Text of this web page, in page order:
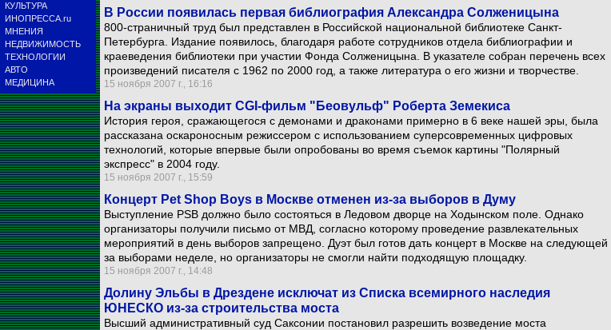
КУЛЬТУРА
ИНОПРЕССА.ru
МНЕНИЯ
НЕДВИЖИМОСТЬ
ТЕХНОЛОГИИ
АВТО
МЕДИЦИНА
В России появилась первая библиография Александра Солженицына
800-страничный труд был представлен в Российской национальной библиотеке Санкт-
Петербурга. Издание появилось, благодаря работе сотрудников отдела библиографии и
краеведения библиотеки при участии Фонда Солженицына. В указателе собран перечень всех
произведений писателя с 1962 по 2000 год, а также литература о его жизни и творчестве.
15 ноября 2007 г., 16:16
На экраны выходит CGI-фильм "Беовульф" Роберта Земекиса
История героя, сражающегося с демонами и драконами примерно в 6 веке нашей эры, была
рассказана оскароносным режиссером с использованием суперсовременных цифровых
технологий, которые впервые были опробованы во время съемок картины "Полярный
экспресс" в 2004 году.
15 ноября 2007 г., 15:59
Концерт Pet Shop Boys в Москве отменен из-за выборов в Думу
Выступление PSB должно было состояться в Ледовом дворце на Ходынском поле. Однако
организаторы получили письмо от МВД, согласно которому проведение развлекательных
мероприятий в день выборов запрещено. Дуэт был готов дать концерт в Москве на следующей
за выборами неделе, но организаторы не смогли найти подходящую площадку.
15 ноября 2007 г., 14:48
Долину Эльбы в Дрездене исключат из Списка всемирного наследия
ЮНЕСКО из-за строительства моста
Высший административный суд Саксонии постановил разрешить возведение моста